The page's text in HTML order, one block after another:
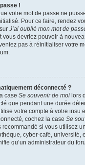
!
votre mot de passe ne
Pour ce faire, rendez
J’ai oublié mon mot de
vous devriez pouvoir à
pas à réinitialiser votre
déconnecté ?
case Se souvenir de moi lors
que pendant une durée
votre compte à votre insu
cochez la case Se
recommandé si vous utilisez
cyber-café, université,
qu’un administrateur du